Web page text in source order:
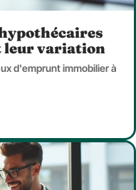
leur variation
d'emprunt immobilier à